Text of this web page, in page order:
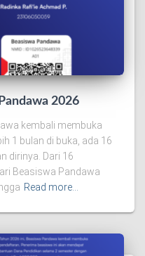
2026
kembali membuka
1 bulan di buka, ada 16
dirinya. Dari 16
Beasiswa Pandawa
Read more…